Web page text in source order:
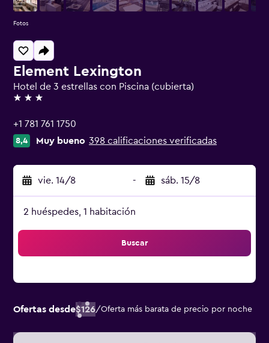
Element Lexington
Hotel de 3 estrellas con Piscina (cubierta)
3 estrellas
+1 781 761 1750
8,4 Muy bueno 398 calificaciones verificadas
vie. 14/8 - sáb. 15/8
2 huéspedes, 1 habitación
Buscar
Ofertas desde$126/Oferta más barata de precio por noche
Fotos